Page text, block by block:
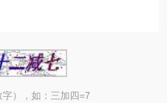
），如：三加四=7